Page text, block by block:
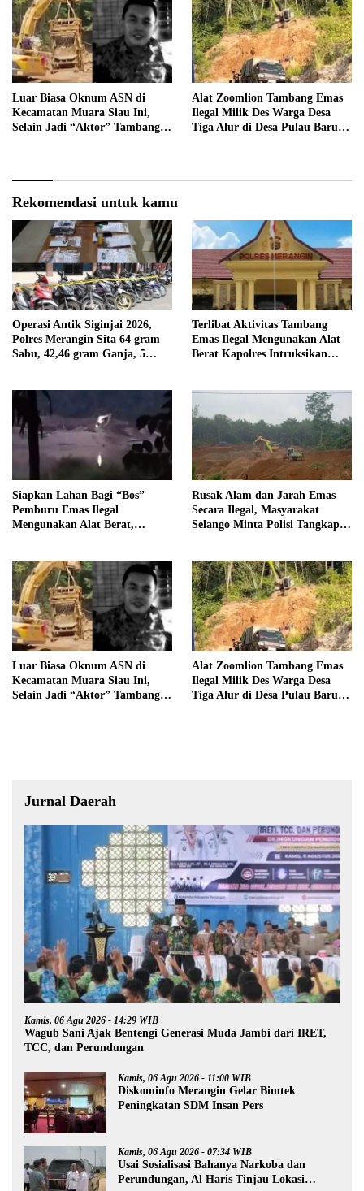
Luar Biasa Oknum ASN di
Kecamatan Muara Siau Ini,
Selain Jadi “Aktor” Tambang
Alat Zoomlion Tambang Emas
Ilegal Milik Des Warga Desa
Tiga Alur di Desa Pulau Baru
Rekomendasi untuk kamu
Operasi Antik Siginjai 2026,
Polres Merangin Sita 64 gram
Sabu, 42,46 gram Ganja, 5
Terlibat Aktivitas Tambang
Emas Ilegal Mengunakan Alat
Berat Kapolres Intruksikan
Tanjung Mudo
Siapkan Lahan Bagi “Bos”
Pemburu Emas Ilegal
Mengunakan Alat Berat,
Terancam di Pecat
Rusak Alam dan Jarah Emas
Secara Ilegal, Masyarakat
Selango Minta Polisi Tangkap
Luar Biasa Oknum ASN di
Kecamatan Muara Siau Ini,
Selain Jadi “Aktor” Tambang
Alat Zoomlion Tambang Emas
Ilegal Milik Des Warga Desa
Tiga Alur di Desa Pulau Baru
Jurnal Daerah
Kamis, 06 Agu 2026 - 14:29 WIB
Wagub Sani Ajak Bentengi Generasi Muda Jambi dari IRET,
TCC, dan Perundungan
Kamis, 06 Agu 2026 - 11:00 WIB
Diskominfo Merangin Gelar Bimtek
Peningkatan SDM Insan Pers
Kamis, 06 Agu 2026 - 07:34 WIB
Usai Sosialisasi Bahanya Narkoba dan
Perundungan, Al Haris Tinjau Lokasi